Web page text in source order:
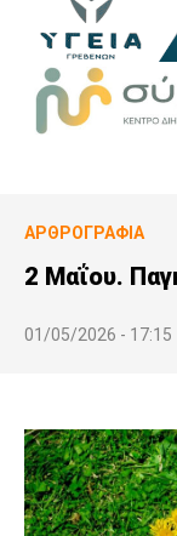
ΑΡΘΡΟΓΡΑΦΊΑ
2 Μαΐου.
01/05/2026 - 17:15